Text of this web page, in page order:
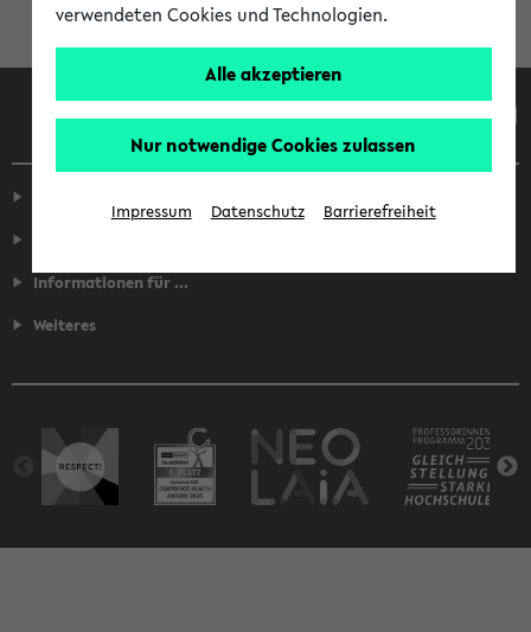
Informationen für ...
Weiteres
verwendeten Cookies und Technologien.
Alle akzeptieren
Nur notwendige Cookies zulassen
Impressum Datenschutz Barrierefreiheit